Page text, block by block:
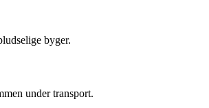
byger.
under transport.